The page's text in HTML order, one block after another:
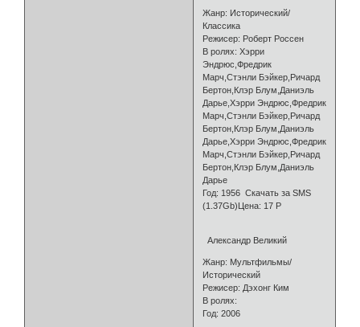
Жанр: Исторический/
Классика
Режисер: Роберт Россен
В ролях: Хэрри
Эндрюс,Фредрик
Марч,Стэнли Бэйкер,Ричард
Бертон,Клэр Блум,Даниэль
Дарье,Хэрри Эндрюс,Фредрик
Марч,Стэнли Бэйкер,Ричард
Бертон,Клэр Блум,Даниэль
Дарье,Хэрри Эндрюс,Фредрик
Марч,Стэнли Бэйкер,Ричард
Бертон,Клэр Блум,Даниэль
Дарье
Год: 1956 Скачать за SMS
(1.37Gb)Цена: 17 Р
Александр Великий
Жанр: Мультфильмы/
Исторический
Режисер: Дэхонг Ким
В ролях:
Год: 2006